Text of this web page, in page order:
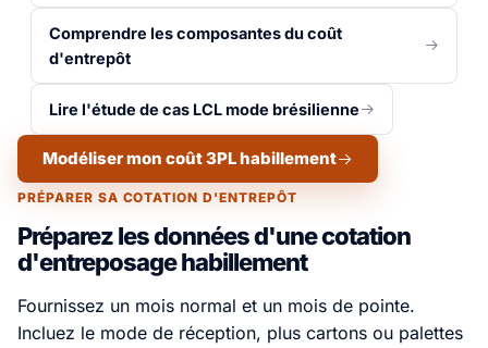
Comprendre les composantes du coût
d'entrepôt
Lire l'étude de cas LCL mode brésilienne
Modéliser mon coût 3PL habillement
PRÉPARER SA COTATION D'ENTREPÔT
Préparez les données d'une cotation
d'entreposage habillement
Fournissez un mois normal et un mois de pointe.
Incluez le mode de réception, plus cartons ou palettes